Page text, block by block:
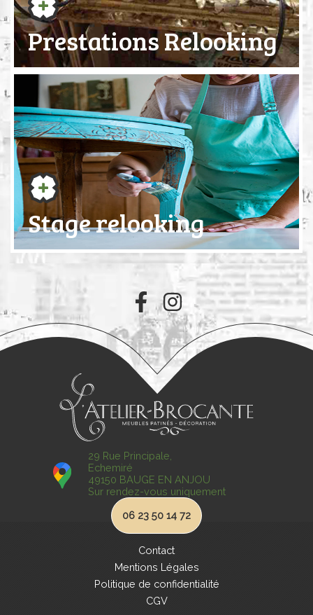
Prestations Relooking
Stage relooking
29 Rue Principale,
Echemiré
49150 BAUGE EN ANJOU
Sur rendez-vous uniquement
06 23 50 14 72
Contact
Mentions Légales
Politique de confidentialité
CGV